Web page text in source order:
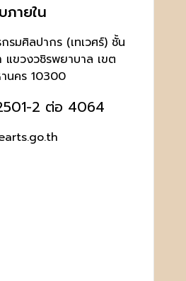
ายใน
รมศิลปากร (เทเวศร์) ชั้น
ขวงวชิรพยาบาล เขต
นคร 10300
2 ต่อ 4064